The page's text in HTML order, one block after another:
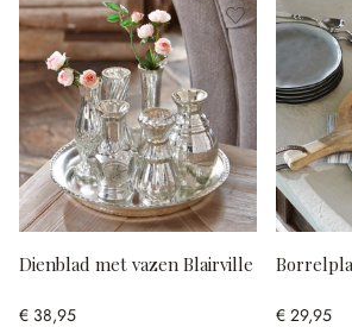
Dienblad met vazen Blairville
€ 38,95 € 29,95